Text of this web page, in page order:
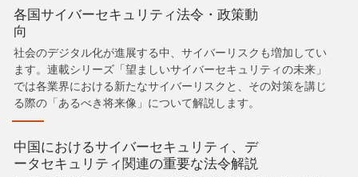
各国サイバーセキュリティ法令・政策動
向
社会のデジタル化が進展する中、サイバーリスクも増加してい
ます。連載シリーズ「望ましいサイバーセキュリティの未来」
では各業界における新たなサイバーリスクと、その対策を講じ
る際の「あるべき将来像」について解説します。
中国におけるサイバーセキュリティ、デ
ータセキュリティ関連の重要な法令解説